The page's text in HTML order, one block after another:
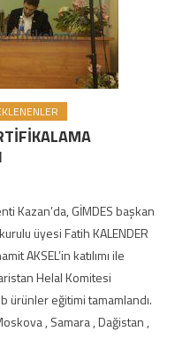
Kazan’da, GİMDES başkan
kurulu üyesi Fatih KALENDER
AKSEL’in katılımı ile
Helal Komitesi
ürünler eğitimi tamamlandı.
, Samara , Dağistan ,